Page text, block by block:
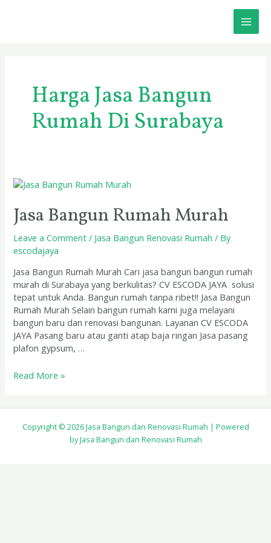
Harga Jasa Bangun
Rumah Di Surabaya
Jasa Bangun Rumah Murah
Leave a Comment / Jasa Bangun Renovasi Rumah / By
escodajaya
Jasa Bangun Rumah Murah Cari jasa bangun bangun rumah
murah di Surabaya yang berkulitas? CV ESCODA JAYA solusi
tepat untuk Anda. Bangun rumah tanpa ribet!! Jasa Bangun
Rumah Murah Selain bangun rumah kami juga melayani
bangun baru dan renovasi bangunan. Layanan CV ESCODA
JAYA Pasang baru atau ganti atap baja ringan Jasa pasang
plafon gypsum, …
Jasa
Rumah
Murah
Read More »
Copyright © 2026 Jasa Bangun dan Renovasi Rumah | Powered
by Jasa Bangun dan Renovasi Rumah